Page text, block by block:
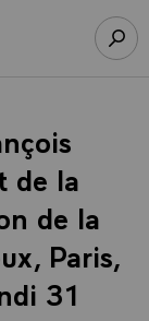
Élysée
de la
de la
Paris,
31